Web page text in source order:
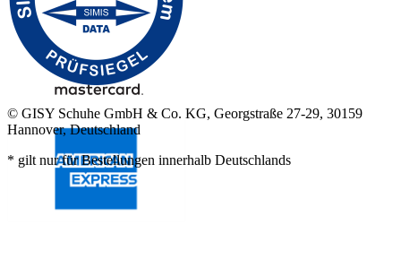
© GISY Schuhe GmbH & Co. KG, Georgstraße 27-29, 30159
Hannover, Deutschland
* gilt nur für Bestellungen innerhalb Deutschlands